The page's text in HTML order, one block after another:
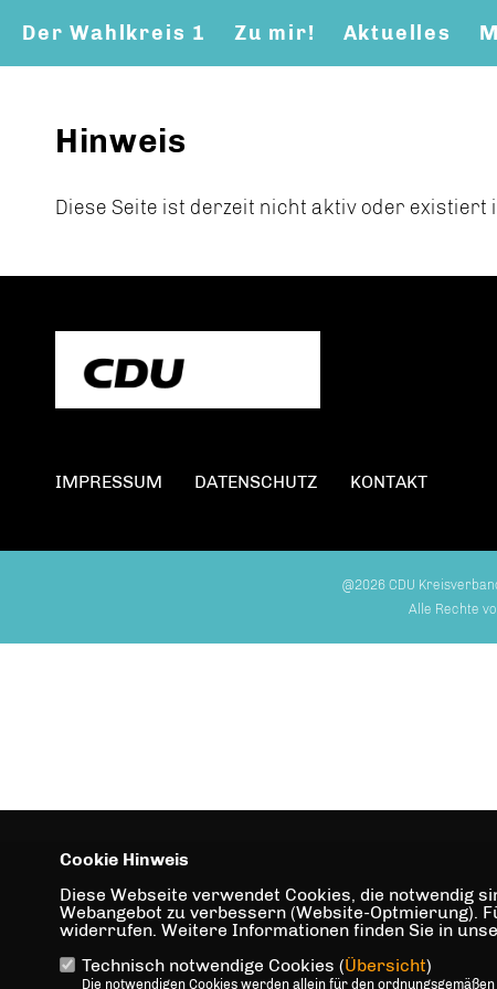
Der Wahlkreis 1 Zu mir! Aktuelles
Hinweis
Diese Seite ist derzeit nicht aktiv oder existiert
IMPRESSUM DATENSCHUTZ KONTAKT
@2026 CDU
Alle Rechte
Cookie Hinweis
Diese Webseite verwendet Cookies, die notwendig
Webangebot zu verbessern (Website-Optmierung).
widerrufen. Weitere Informationen finden Sie in
Technisch notwendige Cookies (Übersicht)
Die notwendigen Cookies werden allein für den